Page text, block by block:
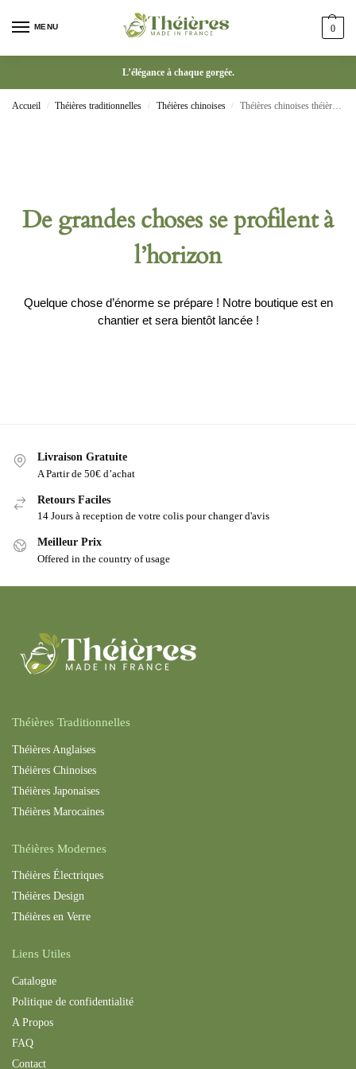
MENU 0
L’élégance à chaque gorgée.
Accueil / Théières traditionnelles / Théières chinoises / Théières chinoises théière en argile Zisha service à thé 180ml
De grandes choses se profilent à
l’horizon
Quelque chose d’énorme se prépare ! Notre boutique est en
chantier et sera bientôt lancée !
Livraison Gratuite
A Partir de 50€ d’achat
Retours Faciles
14 Jours à reception de votre colis pour changer d'avis
Meilleur Prix
Offered in the country of usage
Théières Traditionnelles
Théières Anglaises
Théières Chinoises
Théières Japonaises
Théières Marocaines
Théières Modernes
Théières Électriques
Théières Design
Théières en Verre
Liens Utiles
Catalogue
Politique de confidentialité
A Propos
FAQ
Contact